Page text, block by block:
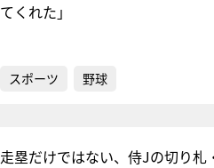
てくれた」
スポーツ 野球
走塁だけではない、侍Jの切り